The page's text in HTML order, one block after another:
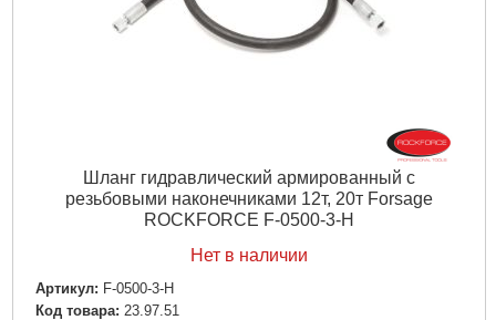
Шланг гидравлический армированный с
резьбовыми наконечниками 12т, 20т Forsage
ROCKFORCE F-0500-3-H
Нет в наличии
Артикул: F-0500-3-H
Код товара: 23.97.51